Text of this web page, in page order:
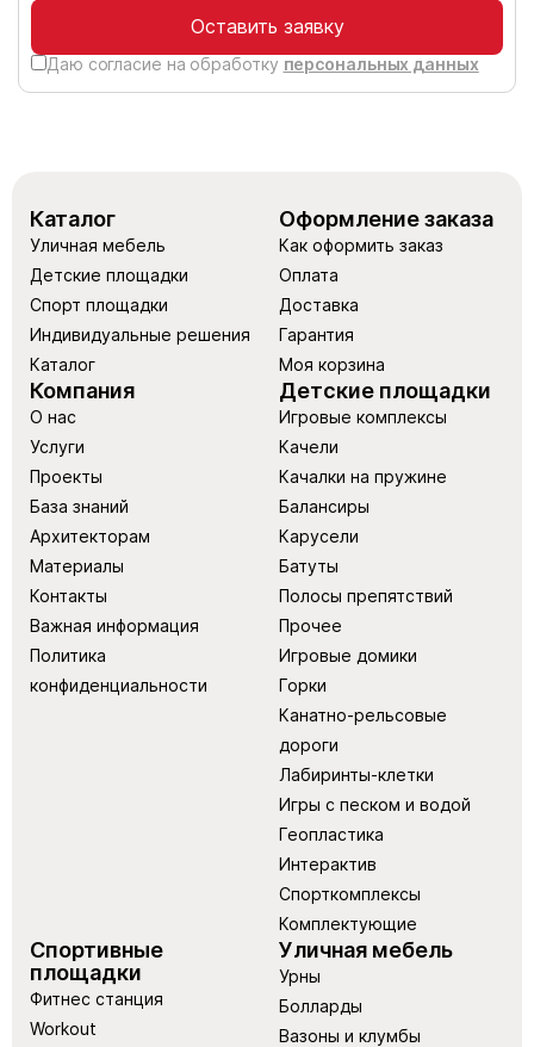
Оставить заявку
Даю согласие на обработку персональных данных
Каталог
Уличная мебель
Детские площадки
Спорт площадки
Индивидуальные решения
Каталог
Оформление заказа
Как оформить заказ
Оплата
Доставка
Гарантия
Моя корзина
Компания
О нас
Услуги
Проекты
База знаний
Архитекторам
Материалы
Контакты
Важная информация
Политика
конфиденциальности
Детские площадки
Игровые комплексы
Качели
Качалки на пружине
Балансиры
Карусели
Батуты
Полосы препятствий
Прочее
Игровые домики
Горки
Канатно-рельсовые
дороги
Лабиринты-клетки
Игры с песком и водой
Геопластика
Интерактив
Спорткомплексы
Комплектующие
Спортивные
площадки
Фитнес станция
Workout
Уличная мебель
Урны
Болларды
Вазоны и клумбы